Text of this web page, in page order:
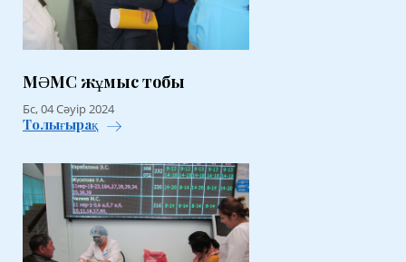
МӘМС жұмыс тобы
Бс, 04 Сәуір 2024
Толығырақ